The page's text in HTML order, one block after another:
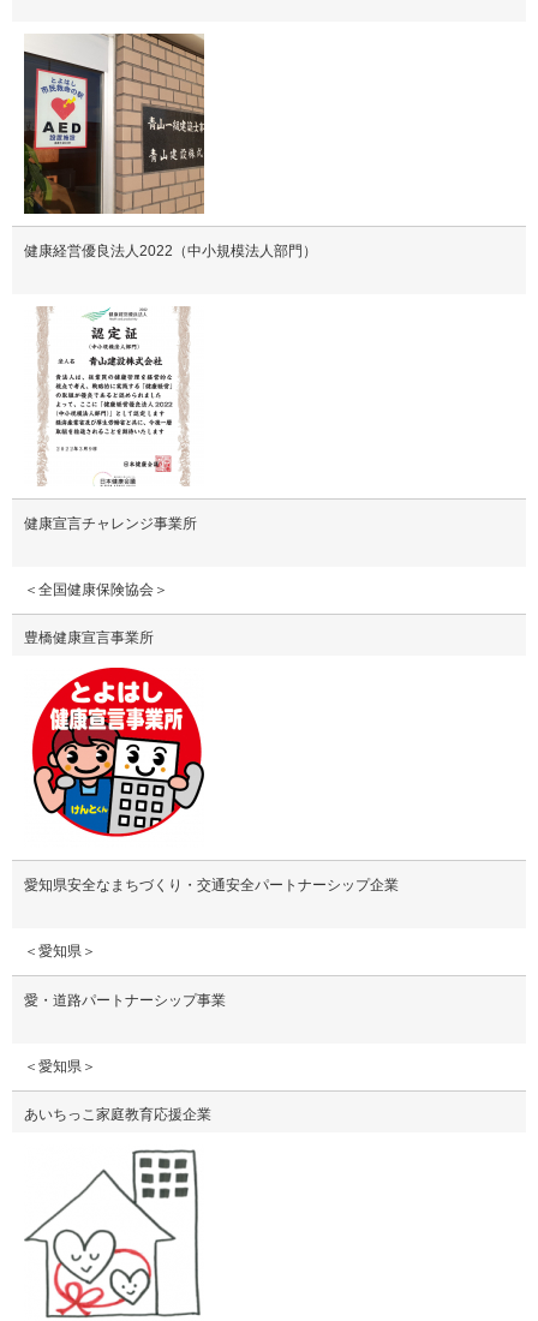
健康経営優良法人2022（中小規模法人部門）
健康宣言チャレンジ事業所
＜全国健康保険協会＞
豊橋健康宣言事業所
愛知県安全なまちづくり・交通安全パートナーシップ企業
＜愛知県＞
愛・道路パートナーシップ事業
＜愛知県＞
あいちっこ家庭教育応援企業